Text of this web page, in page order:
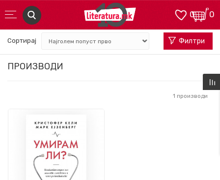
0
0
ПРОИЗВОДИ
Сортирај Филтри
1 производи